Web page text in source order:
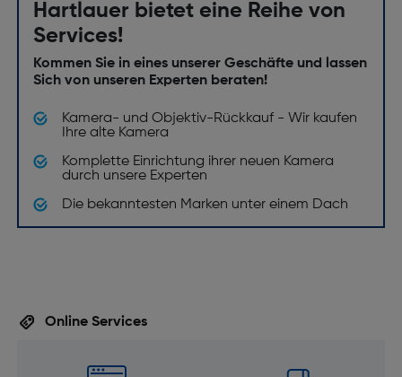
Hartlauer bietet eine Reihe von
Services!
Kommen Sie in eines unserer Geschäfte und lassen
Sich von unseren Experten beraten!
Kamera- und Objektiv-Rückkauf - Wir kaufen
Ihre alte Kamera
Komplette Einrichtung ihrer neuen Kamera
durch unsere Experten
Die bekanntesten Marken unter einem Dach
Online Services